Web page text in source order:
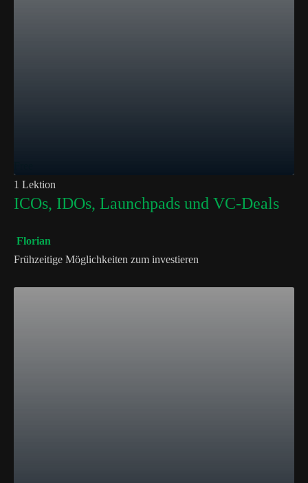
1 Lektion
ICOs, IDOs, Launchpads und VC-Deals
Florian
Frühzeitige Möglichkeiten zum investieren